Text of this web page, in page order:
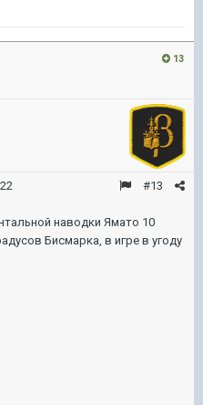
13
#13
наводки Ямато 10
Бисмарка, в игре в угоду